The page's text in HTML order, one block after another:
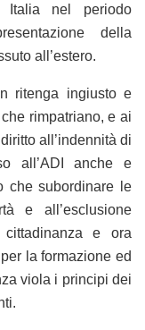
Italia nel periodo
della
all’estero.
ritenga ingiusto e
rimpatriano, e ai
all’indennità di
all’ADI anche e
che subordinare le
e all’esclusione
e ora
la formazione ed
viola i principi dei